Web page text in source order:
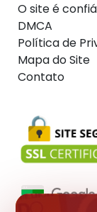
O site é
DMCA
Política de
Mapa do Site
Contato